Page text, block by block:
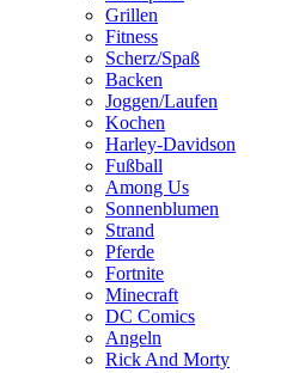
Grillen
Fitness
Scherz/Spaß
Backen
Joggen/Laufen
Kochen
Harley-Davidson
Fußball
Among Us
Sonnenblumen
Strand
Pferde
Fortnite
Minecraft
DC Comics
Angeln
Rick And Morty